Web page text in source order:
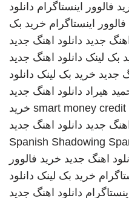
فالوور اینستاگرام دانلود
اینستاگرام خرید بک
جدید دانلود اهنگ جدید
بک لینک دانلود اهنگ جدید
جدید خرید بک لینک دانلود
هیراد دانلود اهنگ جدید
smart money credit خرید
جدید دانلود اهنگ جدید
Spanish Shadowing
اهنگ جدید خرید فالوور
خرید بک لینک دانلود
دانلود اهنگ جدید